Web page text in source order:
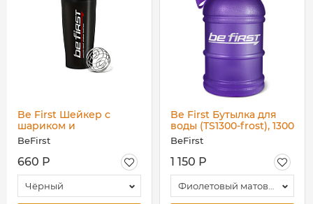
Be First Шейкер с
шариком и
держателем (TS1396),
700 мл
BeFirst
660 Р
Чёрный
Be First Бутылка для
воды (TS1300-frost), 1300
мл
BeFirst
1 150 Р